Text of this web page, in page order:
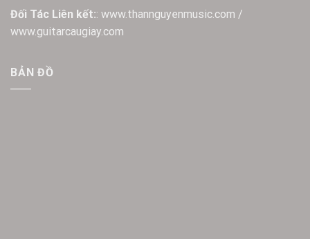
Đối Tác Liên kết:: www.thannguyenmusic.com /
www.guitarcaugiay.com
BẢN ĐỒ